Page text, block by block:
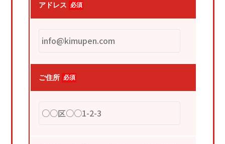
アドレス 必須
ご住所 必須